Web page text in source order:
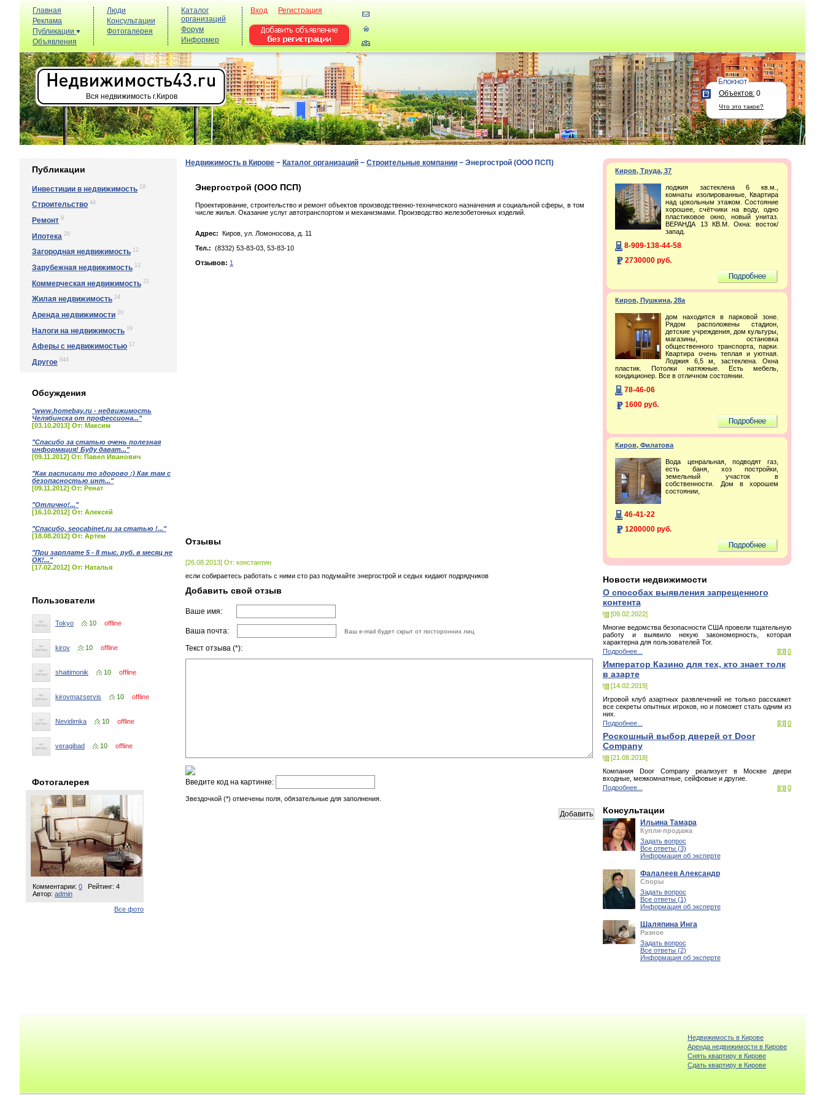
Главная
Реклама
Публикации
Объявления
Люди
Консультации
Фотогалерея
Каталог
организаций
Форум
Информер
Вход Регистрация
Вся недвижимость г.Киров Объектов: 0
Что это такое?
Публикации
Инвестиции в недвижимость 19
Строительство 44
Ремонт 9
Ипотека 20
Загородная недвижимость 12
Зарубежная недвижимость 12
Коммерческая недвижимость 21
Жилая недвижимость 24
Аренда недвижимости 20
Налоги на недвижимость 19
Аферы с недвижимостью 17
Другое 844
Обсуждения
"www.homebay.ru - недвижимость
Челябинска от профессиона..."
[03.10.2013] От: Максим
"Спасибо за статью очень полезная
информация! Буду дават..."
[09.11.2012] От: Павел Иванович
"Как расписали то здорово :) Как там с
безопасностью инт..."
[09.11.2012] От: Ренат
"Отлично!..."
[16.10.2012] От: Алексей
"Спасибо, seocabinet.ru за статью !..."
[18.08.2012] От: Артем
"При зарплате 5 - 8 тыс. руб. в месяц не
ОК!..."
[17.02.2012] От: Наталья
Пользователи
Tokyo 10 offline
kirov 10 offline
shaitimonik 10 offline
kirovmazservis 10 offline
Nevidimka 10 offline
veragibad 10 offline
Фотогалерея
Комментарии: 0
Рейтинг: 4
Автор: admin
Все фото
Недвижимость в Кирове − Каталог организаций − Строительные компании − Энергострой (ООО ПСП)
Энергострой (ООО ПСП)
Проектирование, строительство и ремонт объектов производственно-технического назначения и социальной сферы, в том
числе жилья. Оказание услуг автотранспортом и механизмами. Производство железобетонных изделий.
Адрес: Киров, yл. Лoмoнocoвa, д. 11
Тел.: (8332) 53-83-03, 53-83-10
Отзывов: 1
Отзывы
[26.08.2013] От: константин
если собираетесь работать с ними сто раз подумайте энергострой и седых кидают подрядчиков
Добавить свой отзыв
Ваше имя:
Ваша почта: Ваш e-mail будет скрыт от посторонних лиц
Текст отзыва (*):
Введите код на картинке:
Звездочкой (*) отмечены поля, обязательные для заполнения.
Киров, Труда, 37
лоджия застеклена 6 кв.м.,
комнаты изолированные, Квартира
над цокольным этажом. Состояние
хорошее, счётчики на воду, одно
пластиковое окно, новый унитаз.
ВЕРАНДА 13 КВ.М. Окна: восток/
запад.
8-909-138-44-58
2730000 руб.
Киров, Пушкина, 28а
дом находится в парковой зоне.
Рядом расположены стадион,
детские учреждения, дом культуры,
магазины, остановка
общественного транспорта, парки.
Квартира очень теплая и уютная.
Лоджия 6,5 м, застеклена. Окна
пластик. Потолки натяжные. Есть мебель,
кондиционер. Все в отличном состоянии.
78-46-06
1600 руб.
Киров, Филатова
Вода ценральная, подводят газ,
есть баня, хоз постройки,
земельный участок в
собственности. Дом в хорошем
состоянии,
46-41-22
1200000 руб.
Новости недвижимости
О способах выявления запрещенного
контента
[09.02.2022]
Многие ведомства безопасности США провели тщательную
работу и выявило некую закономерность, которая
характерна для пользователей Tor.
Подробнее...
0
Император Казино для тех, кто знает толк
в азарте
[14.02.2019]
Игровой клуб азартных развлечений не только расскажет
все секреты опытных игроков, но и поможет стать одним из
них.
Подробнее...
0
Роскошный выбор дверей от Door
Company
[21.08.2018]
Компания Door Company реализует в Москве двери
входные, межкомнатные, сейфовые и другие.
Подробнее...
0
Консультации
Ильина Тамара
Купля-продажа
Задать вопрос
Все ответы (3)
Информация об эксперте
Фалалеев Александр
Споры
Задать вопрос
Все ответы (1)
Информация об эксперте
Шаляпина Инга
Разное
Задать вопрос
Все ответы (2)
Информация об эксперте
Недвижимость в Кирове
Аренда недвижимости в Кирове
Снять квартиру в Кирове
Cдать квартиру в Кирове